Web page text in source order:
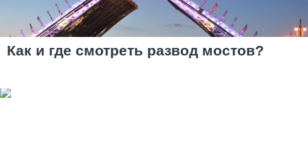
Как и где смотреть развод мостов?